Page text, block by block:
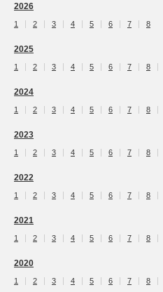
2026
1 2 3 4 5 6 7 8
2025
1 2 3 4 5 6 7 8
2024
1 2 3 4 5 6 7 8
2023
1 2 3 4 5 6 7 8
2022
1 2 3 4 5 6 7 8
2021
1 2 3 4 5 6 7 8
2020
1 2 3 4 5 6 7 8